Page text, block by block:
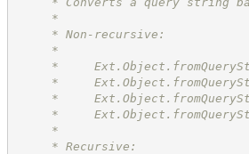
*
* Non-recursive:
*
*
*
*
*
*
* Recursive: